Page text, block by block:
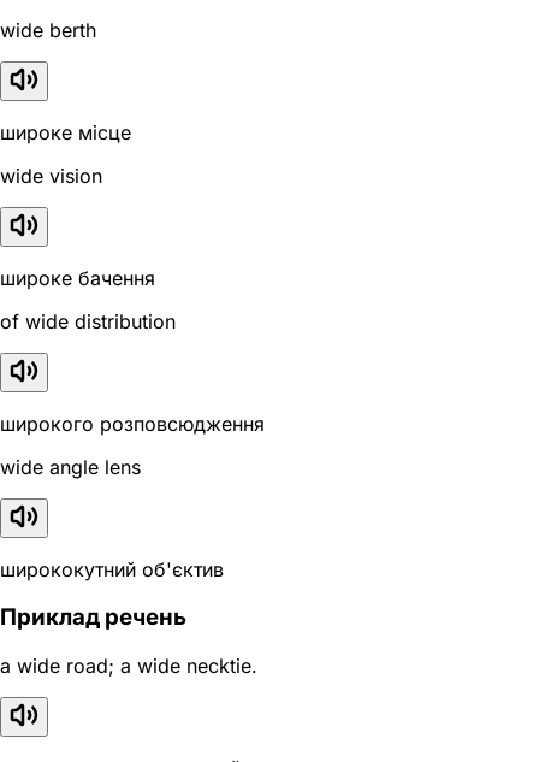
wide berth
широке місце
wide vision
широке бачення
of wide distribution
широкого розповсюдження
wide angle lens
ширококутний об'єктив
Приклад речень
a wide road; a wide necktie.